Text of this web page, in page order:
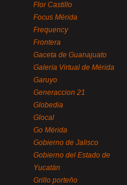
Flor Castillo
Focus Mérida
Frequency
Frontera
Gaceta de Guanajuato
Galería Virtual de Mérida
Garuyo
Generaccion 21
Globedia
Glocal
Go Mérida
Gobierno de Jalisco
Gobierno del Estado de
Yucatán
Grillo porteño